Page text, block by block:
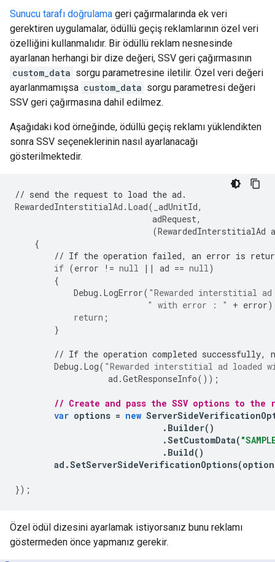
Sunucu tarafı doğrulama geri çağırmalarında ek veri
gerektiren uygulamalar, ödüllü geçiş reklamlarının özel veri
özelliğini kullanmalıdır. Bir ödüllü reklam nesnesinde
ayarlanan herhangi bir dize değeri, SSV geri çağırmasının
custom_data sorgu parametresine iletilir. Özel veri değeri
ayarlanmamışsa custom_data sorgu parametresi değeri
SSV geri çağırmasına dahil edilmez.
Aşağıdaki kod örneğinde, ödüllü geçiş reklamı yüklendikten
sonra SSV seçeneklerinin nasıl ayarlanacağı
gösterilmektedir.
// send the request to load the ad.
RewardedInterstitialAd . Load( _adUnitId,
adRequest,
(RewardedInterstitialAd
{
// If the operation failed, an error is
if (error != null || ad == null)
{
Debug . LogError( "Rewarded interstitial
" with error : "
+ error
return ;
}
// If the operation completed successfully,
Debug . Log( "Rewarded interstitial ad loaded
ad .GetResponseInfo());
// Create and pass the SSV options to the
var options = new
. Builder()
.SetCustomData(
. Build()
ad .SetServerSideVerificationOptions(
});
Özel ödül dizesini ayarlamak istiyorsanız bunu reklamı
göstermeden önce yapmanız gerekir.